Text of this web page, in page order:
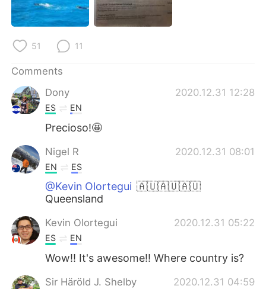
51 11
Comments
Dony
2020.12.31 12:28
ES EN
Precioso!🤩
Nigel R 2020.12.31 08:01
EN ES
@Kevin Olortegui 🇦🇺🇦🇺🇦🇺
Queensland
Kevin Olortegui 2020.12.31 05:22
ES EN
Wow!! It's awesome!! Where country is?
Sir Häröld J. Shelby 2020.12.31 04:59